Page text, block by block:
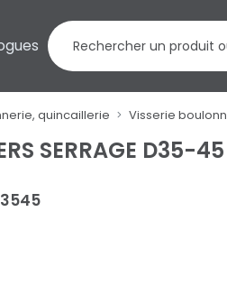
quincaillerie Visserie
SERRAGE D35-